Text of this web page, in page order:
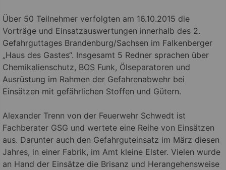
Über 50 Teilnehmer verfolgten am 16.10.2015 die
Vorträge und Einsatzauswertungen innerhalb des 2.
Gefahrguttages Brandenburg/Sachsen im Falkenberger
„Haus des Gastes“. Insgesamt 5 Redner sprachen über
Chemikalienschutz, BOS Funk, Ölseparatoren und
Ausrüstung im Rahmen der Gefahrenabwehr bei
Einsätzen mit gefährlichen Stoffen und Gütern.
Alexander Trenn von der Feuerwehr Schwedt ist
Fachberater GSG und wertete eine Reihe von Einsätzen
aus. Darunter auch den Gefahrguteinsatz im März diesen
Jahres, in einer Fabrik, im Amt kleine Elster. Vielen wurde
an Hand der Einsätze die Brisanz und Herangehensweise